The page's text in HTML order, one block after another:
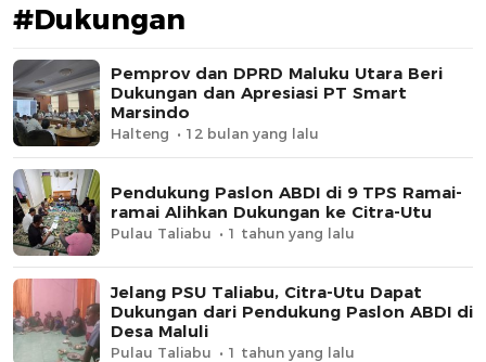
#Dukungan
Pemprov dan DPRD Maluku Utara Beri
Dukungan dan Apresiasi PT Smart
Marsindo
Halteng 12 bulan yang lalu
Pendukung Paslon ABDI di 9 TPS Ramai-
ramai Alihkan Dukungan ke Citra-Utu
Pulau Taliabu 1 tahun yang lalu
Jelang PSU Taliabu, Citra-Utu Dapat
Dukungan dari Pendukung Paslon ABDI di
Desa Maluli
Pulau Taliabu 1 tahun yang lalu